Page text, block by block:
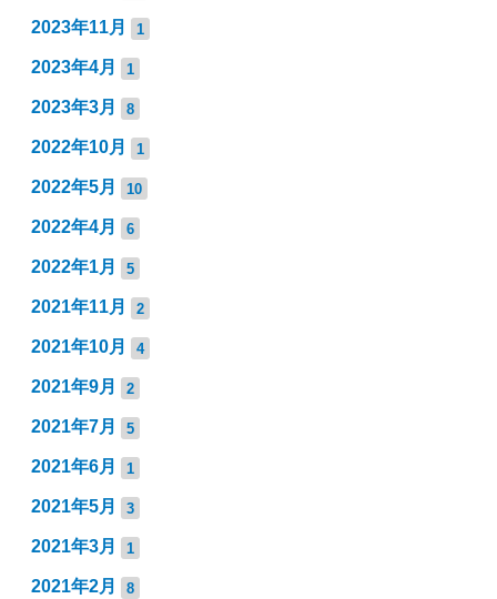
2023年11月 1
2023年4月 1
2023年3月 8
2022年10月 1
2022年5月 10
2022年4月 6
2022年1月 5
2021年11月 2
2021年10月 4
2021年9月 2
2021年7月 5
2021年6月 1
2021年5月 3
2021年3月 1
2021年2月 8